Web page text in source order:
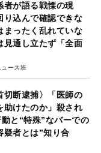
が語る戦慄の現
込んで確認できな
まったく乱れていな
見通し立たず「全面
ース班
切断逮捕〉「医師の
助けたのか」殺され
と“特殊”なバーでの
者とは”知り合